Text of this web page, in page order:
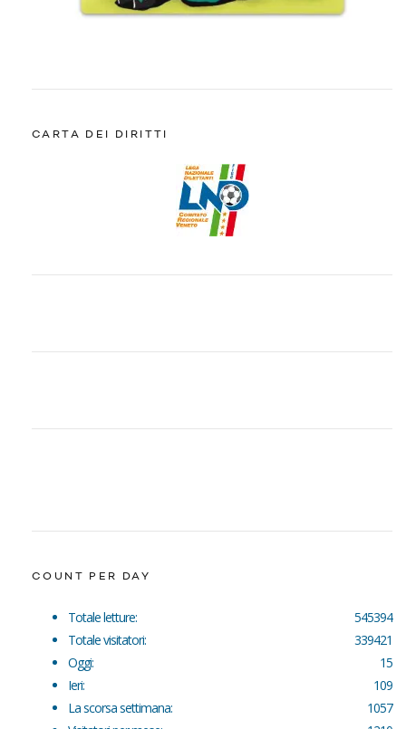
CARTA DEI DIRITTI
COUNT PER DAY
545394
Totale letture:
339421
Totale visitatori:
15
Oggi:
109
Ieri:
1057
La scorsa settimana: